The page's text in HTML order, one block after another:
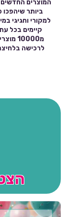
המוצרים החדשים
ביותר שיהפכו
למקורי וחגיגי
קיימים בכל
מ10000
לרכישה